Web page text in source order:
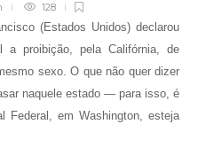
128
(Estados Unidos) declarou
a proibição, pela Califórnia, de
sexo. O que não quer dizer
naquele estado — para isso, é
Federal, em Washington, esteja